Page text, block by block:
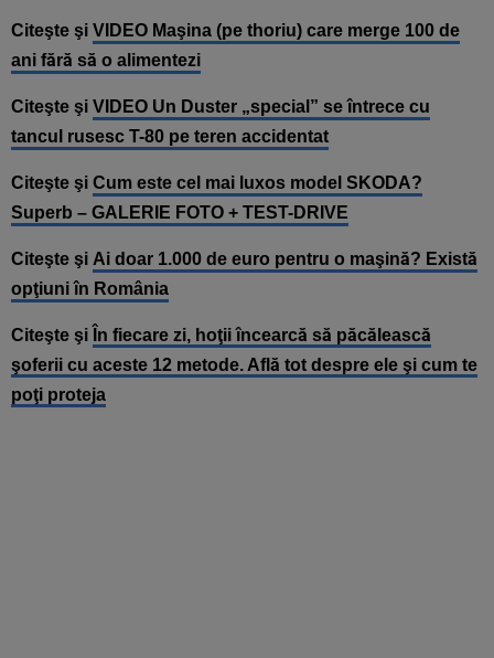
Citeşte şi VIDEO Maşina (pe thoriu) care merge 100 de
ani fără să o alimentezi
Citeşte şi VIDEO Un Duster „special” se întrece cu
tancul rusesc T-80 pe teren accidentat
Citeşte şi Cum este cel mai luxos model SKODA?
Superb – GALERIE FOTO + TEST-DRIVE
Citeşte şi Ai doar 1.000 de euro pentru o maşină? Există
opţiuni în România
Citeşte şi În fiecare zi, hoţii încearcă să păcălească
şoferii cu aceste 12 metode. Află tot despre ele şi cum te
poţi proteja